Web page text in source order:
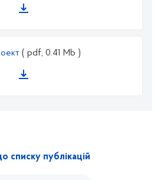
( pdf, 0.41 Mb )
списку публікацій